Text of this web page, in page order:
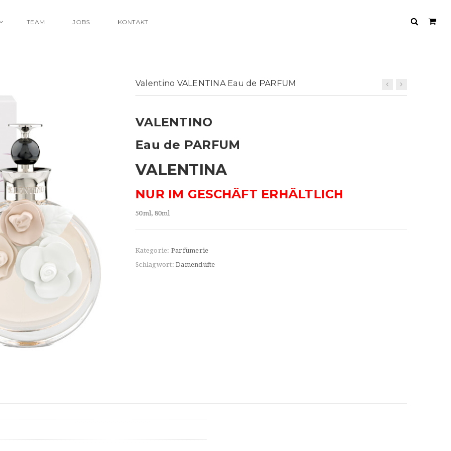
TEAM JOBS KONTAKT
Valentino VALENTINA Eau de PARFUM
VALENTINO
Eau de PARFUM
VALENTINA
NUR IM GESCHÄFT ERHÄLTLICH
50ml, 80ml
Kategorie: Parfümerie
Schlagwort: Damendüfte